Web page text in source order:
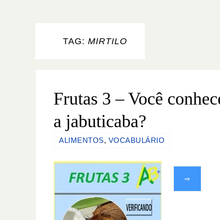
TAG: MIRTILO
Frutas 3 – Você
a jabuticaba?
ALIMENTOS, VOCABULÁRIO
⇒